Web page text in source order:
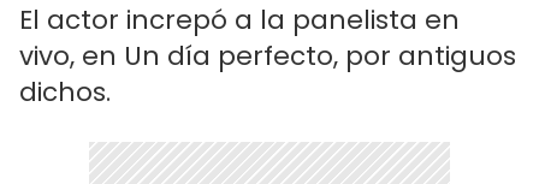
El actor increpó a la panelista en
vivo, en Un día perfecto, por antiguos
dichos.